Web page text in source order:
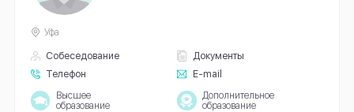
Собеседование
Документы
Телефон
E-mail
Уфа
Высшее
образование
Дополнительное
образование